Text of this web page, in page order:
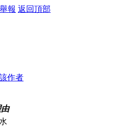
舉報 返回頂部
作者